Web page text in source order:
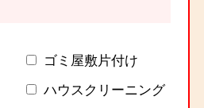
ゴミ屋敷片付け
ハウスクリーニング